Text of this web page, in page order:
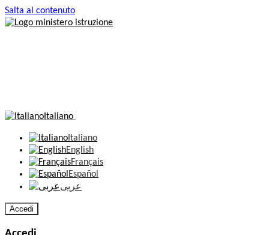
Salta al contenuto
Italiano
Italiano
English
Français
Español
عربى
Accedi